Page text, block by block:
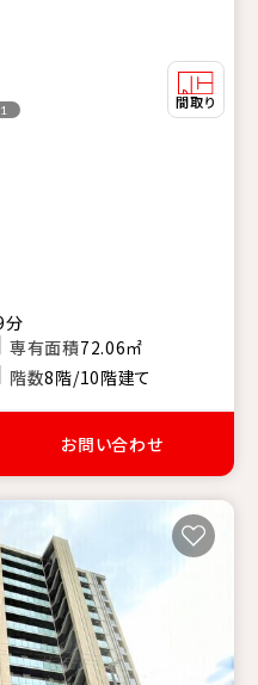
分
専有面積72.06㎡
階数8階/10階建て
お問い合わせ